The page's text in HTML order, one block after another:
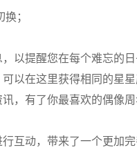
；
以提醒您在每个难忘的
以在这里获得相同的星
，有了你最喜欢的偶像
互动，带来了一个更加完